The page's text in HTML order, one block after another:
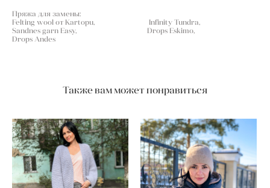
Пряжа для замены:
Felting wool от Kartopu, Infinity Tundra,
Sandnes garn Easy, Drops Eskimo,
Drops Andes
Также вам может понравиться